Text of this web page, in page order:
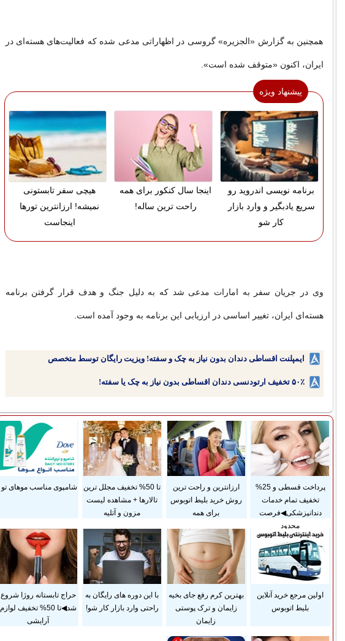
همچنین به گزارش «الجزیره» گروسی در اظهاراتی مدعی شده که فعالیت‌های هسته‌ای در
ایران، اکنون «متوقف شده است».
پیشنهاد ویژه
برنامه نویسی اندروید رو
سریع یادبگیر و وارد بازار
کار شو
اینجا سال کنکور برای همه
راحت ترین ساله!
هیچی سفر تابستونی
نمیشه! ارزانترین تورها
اینجاست
وی در جریان سفر به امارات مدعی شد که به دلیل جنگ و هدف قرار گرفتن برنامه
هسته‌ای ایران، تغییر اساسی در ارزیابی این برنامه به وجود آمده است.
ایمپلنت اقساطی دندان بدون نیاز به چک و سفته! ویزیت رایگان توسط متخصص
۵۰٪ تخفیف ارتودنسی دندان اقساطی بدون نیاز به چک یا سفته!
پرداخت قسطی و 25%
تخفیف تمام خدمات
دندانپزشکی◀فرصت
محدود
ارزانترین و راحت ترین
روش خرید بلیط اتوبوس
برای همه
تا 50% تخفیف مجلل ترین
تالارها + مشاهده لیست
مزون و آتلیه
شامپوی مناسب موهای تو
اولین مرجع خرید آنلاین
بلیط اتوبوس
بهترین کرم رفع جای بخیه
زایمان و ترک پوستی
زایمان
با این دوره های رایگان به
راحتی وارد بازار کار شو!
حراج تابستانه روژا شروع
شد◀تا 50% تخفیف لوازم
آرایشی